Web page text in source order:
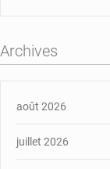
Archives
août 2026
juillet 2026